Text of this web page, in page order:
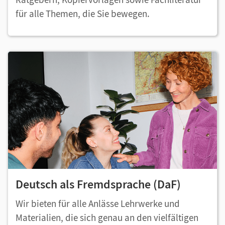
für alle Themen, die Sie bewegen.
Deutsch als Fremdsprache (DaF)
Wir bieten für alle Anlässe Lehrwerke und
Materialien, die sich genau an den vielfältigen